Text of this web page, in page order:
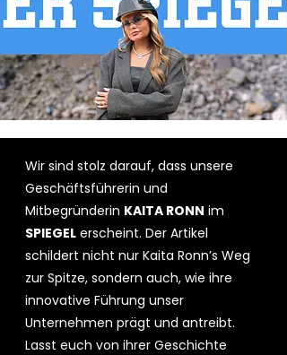
Wir sind stolz darauf, dass unsere
Geschäftsführerin und
Mitbegründerin KAITA RONN im
SPIEGEL erscheint. Der Artikel
schildert nicht nur Kaita Ronn’s Weg
zur Spitze, sondern auch, wie ihre
innovative Führung unser
Unternehmen prägt und antreibt.
Lasst euch von ihrer Geschichte